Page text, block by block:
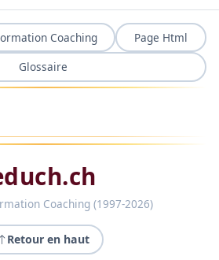
Coaching
Page Html
Glossaire
Coaching (1997-2026)
Retour en haut